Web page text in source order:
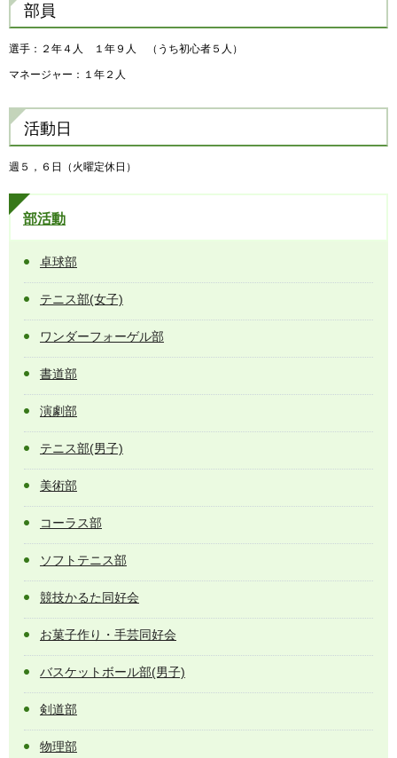
部員
選手：２年４人 １年９人 （うち初心者５人）
マネージャー：１年２人
活動日
週５，６日（火曜定休日）
部活動
卓球部
テニス部(女子)
ワンダーフォーゲル部
書道部
演劇部
テニス部(男子)
美術部
コーラス部
ソフトテニス部
競技かるた同好会
お菓子作り・手芸同好会
バスケットボール部(男子)
剣道部
物理部